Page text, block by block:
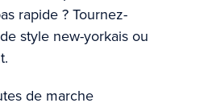
rapide ? Tournez-
style new-yorkais ou
de marche